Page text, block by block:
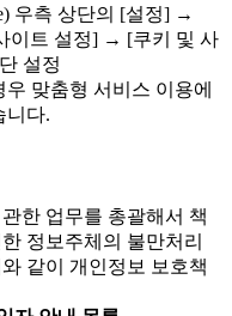
우측 상단의 [설정] →
이트 설정] → [쿠키 및 사
설정
맞춤형 서비스 이용에
니다.
한 업무를 총괄해서 책
정보주체의 불만처리
같이 개인정보 보호책